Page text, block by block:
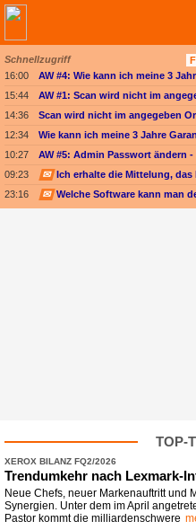
Schnellzugriff
16:00
15:44
14:36
12:34
Wie kann ich meine 3 Jahre
10:27
AW #5: Admin Passwort ändern -
09:23
✉
23:16
✉
TOP-
XEROX BILANZ FQ2/2026
Trendumkehr nach Lexmark-
Neue Chefs, neuer Markenauftritt und
Synergien. Unter dem im April
Pastor kommt die milliardenschwere
Angebote